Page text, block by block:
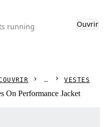
running Ouvrir
VESTES
On Performance Jacket